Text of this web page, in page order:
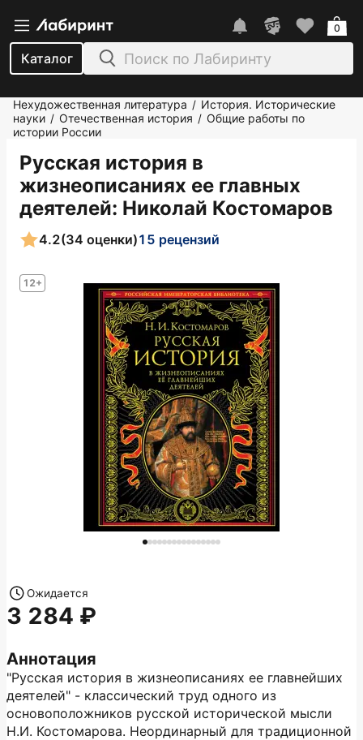
Каталог
0
Нехудожественная литература / История. Исторические
науки / Отечественная история / Общие работы по
истории России
Русская история в
жизнеописаниях ее главных
деятелей: Николай Костомаров
12+
4.2(34 оценки)15 рецензий
Аннотация
"Русская история в жизнеописаниях ее главнейших
деятелей" - классический труд одного из
основоположников русской исторической мысли
Н.И. Костомарова. Неординарный для традиционной
Ожидается
3 284